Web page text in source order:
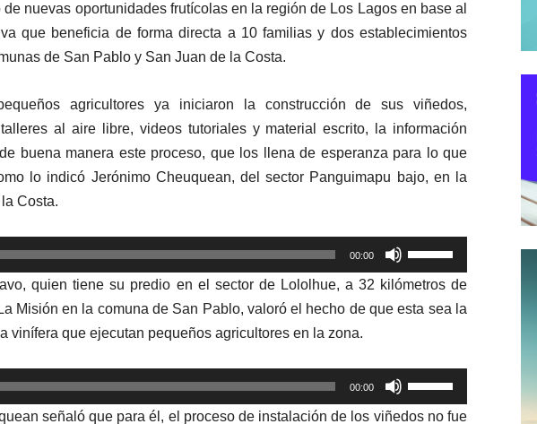
nuevas oportunidades frutícolas en la región de Los Lagos en base al
que beneficia de forma directa a 10 familias y dos establecimientos
de San Pablo y San Juan de la Costa.
agricultores ya iniciaron la construcción de sus viñedos,
al aire libre, videos tutoriales y material escrito, la información
buena manera este proceso, que los llena de esperanza para lo que
lo indicó Jerónimo Cheuquean, del sector Panguimapu bajo, en la
Costa.
00:00
las
teclas
de
para
aumentar
quien tiene su predio en el sector de Lololhue, a 32 kilómetros de
Misión en la comuna de San Pablo, valoró el hecho de que esta sea la
vinífera que ejecutan pequeños agricultores en la zona.
00:00
las
señaló que para él, el proceso de instalación de los viñedos no fue